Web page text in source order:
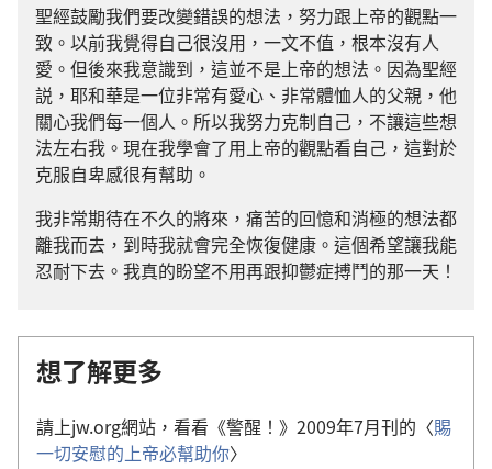
聖經鼓勵我們要改變錯誤的想法，努力跟上帝的觀點一
致。以前我覺得自己很沒用，一文不值，根本沒有人
愛。但後來我意識到，這並不是上帝的想法。因為聖經
説，耶和華是一位非常有愛心、非常體恤人的父親，他
關心我們每一個人。所以我努力克制自己，不讓這些想
法左右我。現在我學會了用上帝的觀點看自己，這對於
克服自卑感很有幫助。
我非常期待在不久的將來，痛苦的回憶和消極的想法都
離我而去，到時我就會完全恢復健康。這個希望讓我能
忍耐下去。我真的盼望不用再跟抑鬱症搏鬥的那一天！
想了解更多
請上jw.org網站，看看《警醒！》2009年7月刊的〈賜
一切安慰的上帝必幫助你〉